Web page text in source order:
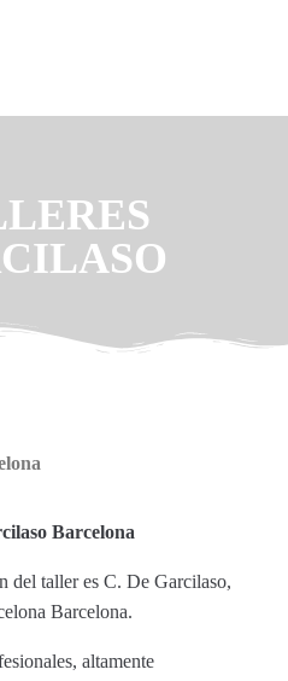
Barcelona
del taller es C. De Garcilaso,
Barcelona.
altamente